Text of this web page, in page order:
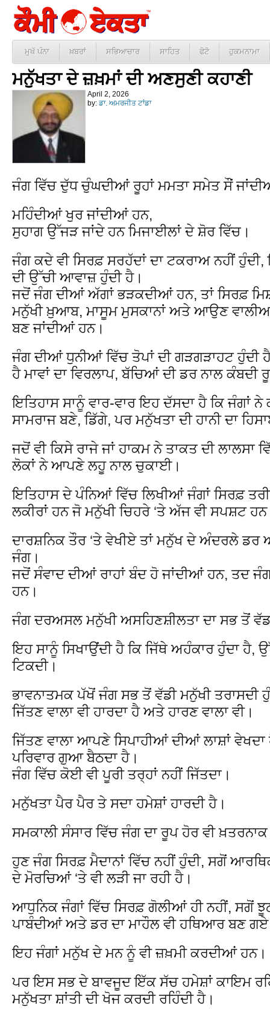
ਮੁਖੱ ਪੰਨਾ ਖ਼ਬਰਾਂ ਸਭਿਆਚਾਰ ਸਾਹਿਤ ਫੋਟੋ ਹੁਕਮਨਾਮਾ
ਮਨੁੱਖਤਾ ਦੇ ਜ਼ਖ਼ਮਾਂ ਦੀ ਅਣਸੁਣੀ ਕਹਾਣੀ
April 2, 2026
by: ਡਾ. ਅਮਰਜੀਤ ਟਾਂਡਾ
ਜੰਗ ਵਿੱਚ ਦੁੱਧ ਚੁੰਘਦੀਆਂ ਰੂਹਾਂ ਮਮਤਾ ਸਮੇਤ ਸੌਂ
ਮਹਿੰਦੀਆਂ ਖੁਰ ਜਾਂਦੀਆਂ ਹਨ,
ਸੁਹਾਗ ਉੱਜੜ ਜਾਂਦੇ ਹਨ ਮਿਜਾਈਲਾਂ ਦੇ ਸ਼ੋਰ ਵਿੱਚ।
ਜੰਗ ਕਦੇ ਵੀ ਸਿਰਫ਼ ਸਰਹੱਦਾਂ ਦਾ ਟਕਰਾਅ ਨਹੀਂ
ਦੀ ਉੱਚੀ ਆਵਾਜ਼ ਹੁੰਦੀ ਹੈ।
ਜਦੋਂ ਜੰਗ ਦੀਆਂ ਅੱਗਾਂ ਭੜਕਦੀਆਂ ਹਨ, ਤਾਂ ਸਿਰਫ਼
ਮਨੁੱਖੀ ਖ਼ੁਆਬ, ਮਾਸੂਮ ਮੁਸਕਾਨਾਂ ਅਤੇ ਆਉਣ
ਬਣ ਜਾਂਦੀਆਂ ਹਨ।
ਜੰਗ ਦੀਆਂ ਧੁਨੀਆਂ ਵਿੱਚ ਤੋਪਾਂ ਦੀ ਗੜਗੜਾਹਟ
ਹੈ ਮਾਵਾਂ ਦਾ ਵਿਰਲਾਪ, ਬੱਚਿਆਂ ਦੀ ਡਰ ਨਾਲ ਕੰਬਦੀ
ਇਤਿਹਾਸ ਸਾਨੂੰ ਵਾਰ-ਵਾਰ ਇਹ ਦੱਸਦਾ ਹੈ ਕਿ ਜੰਗਾਂ ਨੇ
ਸਾਮਰਾਜ ਬਣੇ, ਡਿੱਗੇ, ਪਰ ਮਨੁੱਖਤਾ ਦੀ ਹਾਨੀ ਦਾ
ਜਦੋਂ ਵੀ ਕਿਸੇ ਰਾਜੇ ਜਾਂ ਹਾਕਮ ਨੇ ਤਾਕਤ ਦੀ
ਲੋਕਾਂ ਨੇ ਆਪਣੇ ਲਹੂ ਨਾਲ ਚੁਕਾਈ।
ਇਤਿਹਾਸ ਦੇ ਪੰਨਿਆਂ ਵਿੱਚ ਲਿਖੀਆਂ ਜੰਗਾਂ ਸਿਰਫ਼
ਲਕੀਰਾਂ ਹਨ ਜੋ ਮਨੁੱਖੀ ਚਿਹਰੇ ‘ਤੇ ਅੱਜ ਵੀ ਸਪਸ਼ਟ
ਦਾਰਸ਼ਨਿਕ ਤੌਰ ‘ਤੇ ਵੇਖੀਏ ਤਾਂ ਮਨੁੱਖ ਦੇ ਅੰਦਰਲੇ ਡਰ
ਜੰਗ।
ਜਦੋਂ ਸੰਵਾਦ ਦੀਆਂ ਰਾਹਾਂ ਬੰਦ ਹੋ ਜਾਂਦੀਆਂ ਹਨ, ਤਦ
ਹਨ।
ਜੰਗ ਦਰਅਸਲ ਮਨੁੱਖੀ ਅਸਹਿਣਸ਼ੀਲਤਾ ਦਾ ਸਭ ਤੋਂ
ਇਹ ਸਾਨੂੰ ਸਿਖਾਉਂਦੀ ਹੈ ਕਿ ਜਿੱਥੇ ਅਹੰਕਾਰ ਹੁੰਦਾ ਹੈ,
ਟਿਕਦੀ।
ਭਾਵਨਾਤਮਕ ਪੱਖੋਂ ਜੰਗ ਸਭ ਤੋਂ ਵੱਡੀ ਮਨੁੱਖੀ ਤਰਾਸਦੀ
ਜਿੱਤਣ ਵਾਲਾ ਵੀ ਹਾਰਦਾ ਹੈ ਅਤੇ ਹਾਰਣ ਵਾਲਾ ਵੀ।
ਜਿੱਤਣ ਵਾਲਾ ਆਪਣੇ ਸਿਪਾਹੀਆਂ ਦੀਆਂ ਲਾਸ਼ਾਂ
ਪਰਿਵਾਰ ਗੁਆ ਬੈਠਦਾ ਹੈ।
ਜੰਗ ਵਿੱਚ ਕੋਈ ਵੀ ਪੂਰੀ ਤਰ੍ਹਾਂ ਨਹੀਂ ਜਿੱਤਦਾ।
ਮਨੁੱਖਤਾ ਪੈਰ ਪੈਰ ਤੇ ਸਦਾ ਹਮੇਸ਼ਾਂ ਹਾਰਦੀ ਹੈ।
ਸਮਕਾਲੀ ਸੰਸਾਰ ਵਿੱਚ ਜੰਗ ਦਾ ਰੂਪ ਹੋਰ ਵੀ
ਹੁਣ ਜੰਗ ਸਿਰਫ਼ ਮੈਦਾਨਾਂ ਵਿੱਚ ਨਹੀਂ ਹੁੰਦੀ, ਸਗੋਂ
ਦੇ ਮੋਰਚਿਆਂ ‘ਤੇ ਵੀ ਲੜੀ ਜਾ ਰਹੀ ਹੈ।
ਆਧੁਨਿਕ ਜੰਗਾਂ ਵਿੱਚ ਸਿਰਫ਼ ਗੋਲੀਆਂ ਹੀ ਨਹੀਂ, ਸਗੋਂ
ਪਾਬੰਦੀਆਂ ਅਤੇ ਡਰ ਦਾ ਮਾਹੌਲ ਵੀ ਹਥਿਆਰ ਬਣ
ਇਹ ਜੰਗਾਂ ਮਨੁੱਖ ਦੇ ਮਨ ਨੂੰ ਵੀ ਜ਼ਖ਼ਮੀ ਕਰਦੀਆਂ ਹਨ।
ਪਰ ਇਸ ਸਭ ਦੇ ਬਾਵਜੂਦ ਇੱਕ ਸੱਚ ਹਮੇਸ਼ਾਂ ਕਾਇਮ
ਮਨੁੱਖਤਾ ਸ਼ਾਂਤੀ ਦੀ ਖੋਜ ਕਰਦੀ ਰਹਿੰਦੀ ਹੈ।